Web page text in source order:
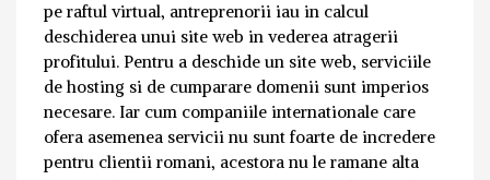
pe raftul virtual, antreprenorii iau in calcul
deschiderea unui site web in vederea atragerii
profitului. Pentru a deschide un site web, serviciile
de hosting si de cumparare domenii sunt imperios
necesare. Iar cum companiile internationale care
ofera asemenea servicii nu sunt foarte de incredere
pentru clientii romani, acestora nu le ramane alta